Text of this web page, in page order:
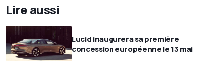
Lire aussi
Lucid inaugurera sa première
concession européenne le 13 mai